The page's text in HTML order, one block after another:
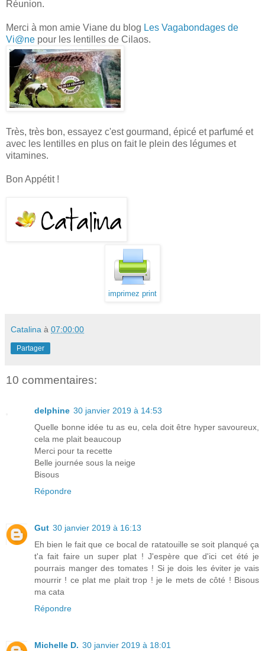
Réunion.
Merci à mon amie Viane du blog Les Vagabondages de
Vi@ne pour les lentilles de Cilaos.
Très, très bon, essayez c'est gourmand, épicé et parfumé et
avec les lentilles en plus on fait le plein des légumes et
vitamines.
Bon Appétit !
imprimez print
Catalina à 07:00:00
Partager
10 commentaires:
delphine 30 janvier 2019 à 14:53
Quelle bonne idée tu as eu, cela doit être hyper savoureux,
cela me plait beaucoup
Merci pour ta recette
Belle journée sous la neige
Bisous
Répondre
Gut 30 janvier 2019 à 16:13
Eh bien le fait que ce bocal de ratatouille se soit planqué ça
t'a fait faire un super plat ! J'espère que d'ici cet été je
pourrais manger des tomates ! Si je dois les éviter je vais
mourrir ! ce plat me plait trop ! je le mets de côté ! Bisous
ma cata
Répondre
Michelle D. 30 janvier 2019 à 18:01